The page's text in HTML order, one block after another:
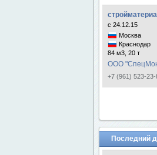
с 24.12.15
Москва
Краснодар
84 м3, 20 т
ООО
+7 (961) 523-23-
Последний